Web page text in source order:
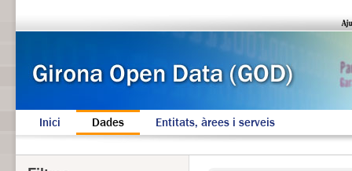
Inici Dades Entitats, àrees i serveis